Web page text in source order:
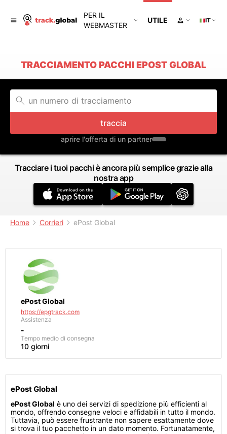
PER IL
WEBMASTER
UTILE IT
TRACCIAMENTO PACCHI EPOST GLOBAL
traccia
aprire l'offerta di un partner
Tracciare i tuoi pacchi è ancora più semplice grazie alla
nostra app
Home Corrieri ePost Global
ePost Global
https://epgtrack.com
Assistenza
-
Tempo medio di consegna
10 giorni
ePost Global
ePost Global è uno dei servizi di spedizione più efficienti al
mondo, offrendo consegne veloci e affidabili in tutto il mondo.
Tuttavia, può essere frustrante non sapere esattamente dove
si trova il tuo pacchetto in un dato momento. Fortunatamente,